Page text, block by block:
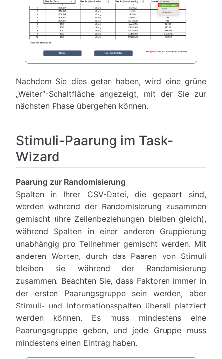
Nachdem Sie dies getan haben, wird eine grüne
„Weiter“-Schaltfläche angezeigt, mit der Sie zur
nächsten Phase übergehen können.
Stimuli-Paarung im Task-
Wizard
Paarung zur Randomisierung
Spalten in Ihrer CSV-Datei, die gepaart sind,
werden während der Randomisierung zusammen
gemischt (ihre Zeilenbeziehungen bleiben gleich),
während Spalten in einer anderen Gruppierung
unabhängig pro Teilnehmer gemischt werden. Mit
anderen Worten, durch das Paaren von Stimuli
bleiben sie während der Randomisierung
zusammen. Beachten Sie, dass Faktoren immer in
der ersten Paarungsgruppe sein werden, aber
Stimuli- und Informationsspalten überall platziert
werden können. Es muss mindestens eine
Paarungsgruppe geben, und jede Gruppe muss
mindestens einen Eintrag haben.